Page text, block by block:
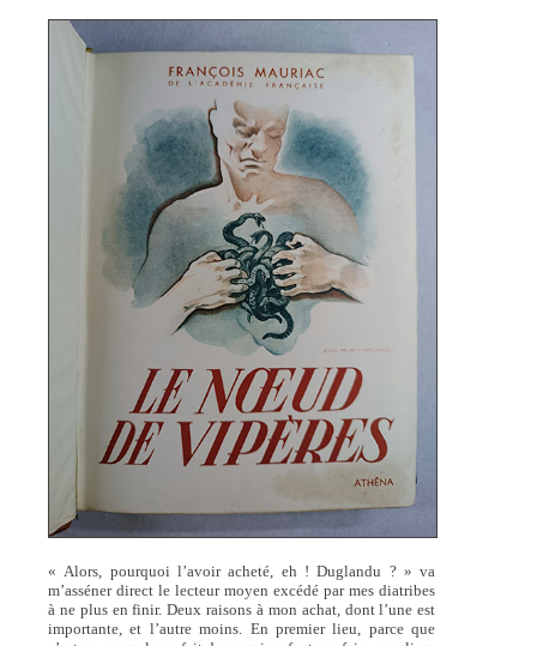
« Alors, pourquoi l’avoir acheté, eh ! Duglandu ? » va
m’asséner direct le lecteur moyen excédé par mes diatribes
à ne plus en finir. Deux raisons à mon achat, dont l’une est
importante, et l’autre moins. En premier lieu, parce que